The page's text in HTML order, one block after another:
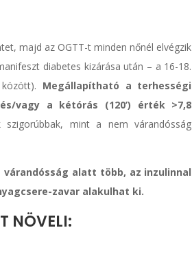
majd az OGTT-t minden nőnél elvégzik
diabetes kizárása után – a 16-18.
Megállapítható a terhességi
vagy a kétórás (120’) érték >7,8
szigorúbbak, mint a nem várandósság
alatt több, az inzulinnal
zavar alakulhat ki.
NÖVELI: